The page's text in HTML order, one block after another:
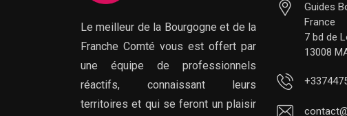
Le meilleur de la Bourgogne et de la
Franche Comté vous est offert par
une équipe de professionnels
réactifs, connaissant leurs
territoires et qui se feront un plaisir
Guides
France
7 bd de
13008